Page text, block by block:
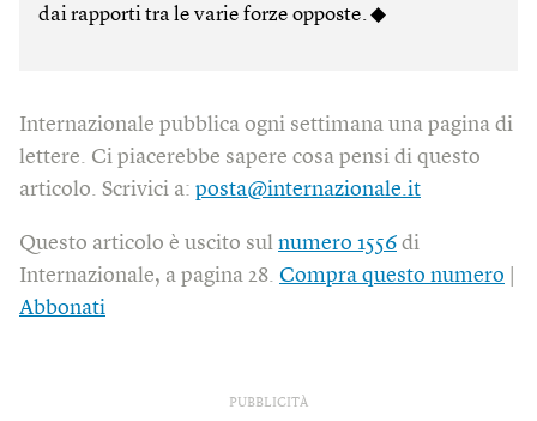
dai rapporti tra le varie forze opposte. ◆
Internazionale pubblica ogni settimana una pagina di
lettere. Ci piacerebbe sapere cosa pensi di questo
articolo. Scrivici a: posta@internazionale.it
Questo articolo è uscito sul numero 1556 di
Internazionale, a pagina 28. Compra questo numero
Abbonati
PUBBLICITÀ